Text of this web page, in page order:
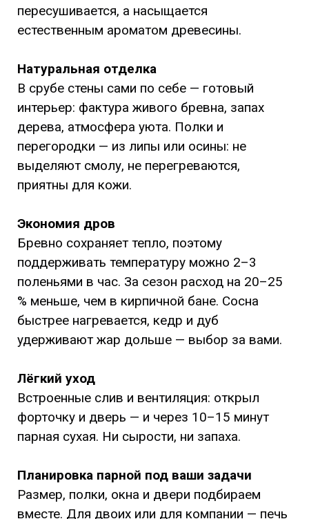
пересушивается, а насыщается
естественным ароматом древесины.
Натуральная отделка
В срубе стены сами по себе — готовый
интерьер: фактура живого бревна, запах
дерева, атмосфера уюта. Полки и
перегородки — из липы или осины: не
выделяют смолу, не перегреваются,
приятны для кожи.
Экономия дров
Бревно сохраняет тепло, поэтому
поддерживать температуру можно 2–3
поленьями в час. За сезон расход на 20–25
% меньше, чем в кирпичной бане. Сосна
быстрее нагревается, кедр и дуб
удерживают жар дольше — выбор за вами.
Лёгкий уход
Встроенные слив и вентиляция: открыл
форточку и дверь — и через 10–15 минут
парная сухая. Ни сырости, ни запаха.
Планировка парной под ваши задачи
Размер, полки, окна и двери подбираем
вместе. Для двоих или для компании — печь